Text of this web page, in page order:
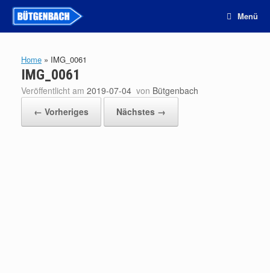
Zum
Inhalt
springen
Menü
Home » IMG_0061
IMG_0061
Veröffentlicht am 2019-07-04 von Bütgenbach
← Vorheriges
Nächstes →